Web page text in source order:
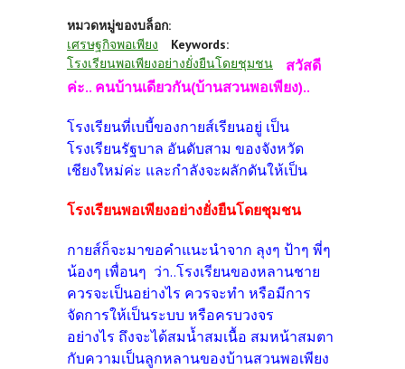
หมวดหมู่ของบล็อก:
เศรษฐกิจพอเพียง
Keywords:
โรงเรียนพอเพียงอย่างยั่งยืนโดยชุมชน
สวัสดี
ค่ะ.. คนบ้านเดียวกัน(บ้านสวนพอเพียง)..
โรงเรียนที่เบบี้ของกายส์เรียนอยู่ เป็น
โรงเรียนรัฐบาล อันดับสาม ของจังหวัด
เชียงใหม่ค่ะ และกำลังจะผลักดันให้เป็น
โรงเรียนพอเพียงอย่างยั่งยืนโดยชุมชน
กายส์ก็จะมาขอคำแนะนำจาก ลุงๆ ป้าๆ พี่ๆ
น้องๆ เพื่อนๆ ว่า..โรงเรียนของหลานชาย
ควรจะเป็นอย่างไร ควรจะทำ หรือมีการ
จัดการให้เป็นระบบ หรือครบวงจร
อย่างไร ถึงจะได้สมน้ำสมเนื้อ สมหน้าสมตา
กับความเป็นลูกหลานของบ้านสวนพอเพียง